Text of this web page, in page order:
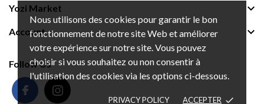
Nous utilisons des cookies pour garantir le bon
fonctionnement de notre site Web et améliorer
votre expérience sur notre site. Vous pouvez
choisir si vous souhaitez ou non consentir à
l'utilisation des cookies via les options ci-dessous.
PRIVACY POLICY ACCEPTER done
Yozi Market 
Account 
Follow Us